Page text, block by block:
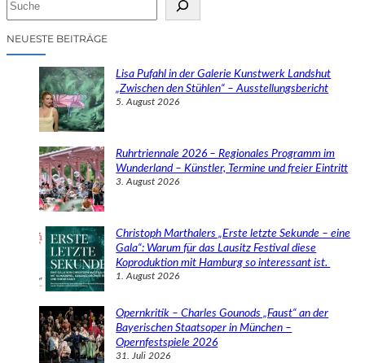
cNEUESTE BEITRÄGE
Lisa Pufahl in der Galerie Kunstwerk Landshut
„Zwischen den Stühlen“ – Ausstellungsbericht
5. August 2026
Ruhrtriennale 2026 – Regionales Programm im
Wunderland – Künstler, Termine und freier Eintritt
3. August 2026
Christoph Marthalers „Erste letzte Sekunde – eine
Gala“: Warum für das Lausitz Festival diese
Koproduktion mit Hamburg so interessant ist.
1. August 2026
Opernkritik – Charles Gounods „Faust“ an der
Bayerischen Staatsoper in München –
Opernfestspiele 2026
31. Juli 2026